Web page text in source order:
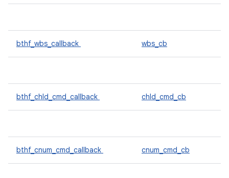
bthf_wbs_callback wbs_cb
bthf_chld_cmd_callback chld_cmd_cb
bthf_cnum_cmd_callback cnum_cmd_cb